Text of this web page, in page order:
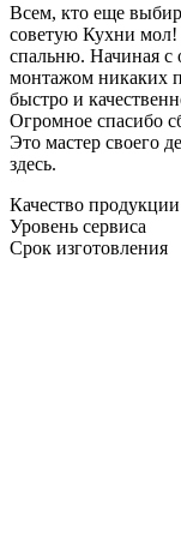
Всем, кто еще
советую Кухни мол!
спальню. Начиная с
монтажом никаких
быстро и
Огромное спасибо
Это мастер своего
здесь.
Качество продукции
Уровень сервиса
Срок изготовления